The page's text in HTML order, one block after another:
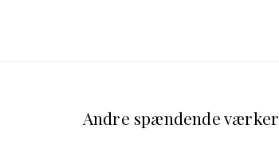
Andre spændende værker